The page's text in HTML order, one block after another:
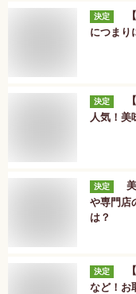
決定
につまり
決定
人気！美
決定
や専門店
は？
決定
など！お